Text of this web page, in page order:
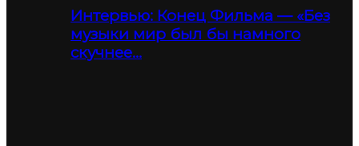
Интервью: Конец Фильма — «Без
музыки мир был бы намного
скучнее…